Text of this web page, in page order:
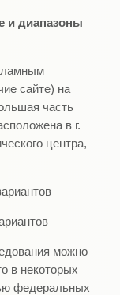
и диапазоны
сайте) на
часть
в г.
центра,
можно
в некоторых
федеральных